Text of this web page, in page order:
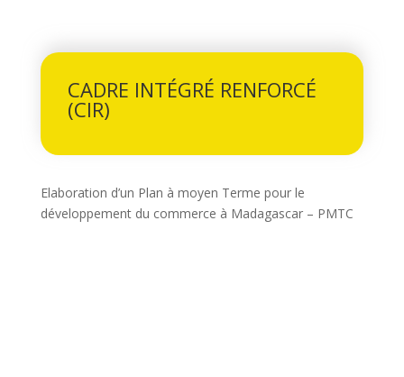
CADRE INTÉGRÉ RENFORCÉ
(CIR)
Elaboration d’un Plan à moyen Terme pour le
développement du commerce à Madagascar – PMTC